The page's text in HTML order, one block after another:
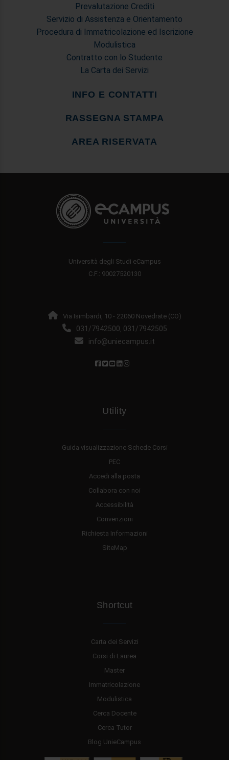
Prevalutazione Crediti
Servizio di Assistenza e Orientamento
Procedura di Immatricolazione ed Iscrizione
Modulistica
Contratto con lo Studente
La Carta dei Servizi
INFO E CONTATTI
RASSEGNA STAMPA
AREA RISERVATA
Università degli Studi eCampus
C.F.: 90027520130
Via Isimbardi, 10 - 22060 Novedrate (CO)
031/7942500, 031/7942505
info@uniecampus.it
Utility
Guida visualizzazione Schede Corsi
PEC
Accedi alla posta
Collabora con noi
Accessibilità
Convenzioni
Richiesta Informazioni
SiteMap
Shortcut
Carta dei Servizi
Corsi di Laurea
Master
Immatricolazione
Modulistica
Cerca Docente
Cerca Tutor
Blog UnieCampus